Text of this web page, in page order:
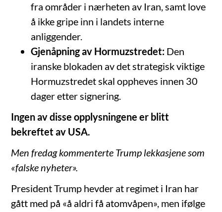
fra områder i nærheten av Iran, samt love
å ikke gripe inn i landets interne
anliggender.
Gjenåpning av Hormuzstredet: Den
iranske blokaden av det strategisk viktige
Hormuzstredet skal oppheves innen 30
dager etter signering.
Ingen av disse opplysningene er blitt
bekreftet av USA.
Men fredag kommenterte Trump lekkasjene som
«falske nyheter».
President Trump hevder at regimet i Iran har
gått med på «å aldri få atomvåpen», men ifølge